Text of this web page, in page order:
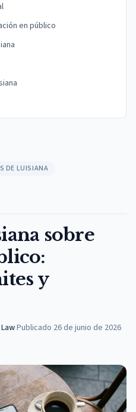
en público
DE LUISIANA
sobre
y
·Publicado 26 de junio de 2026